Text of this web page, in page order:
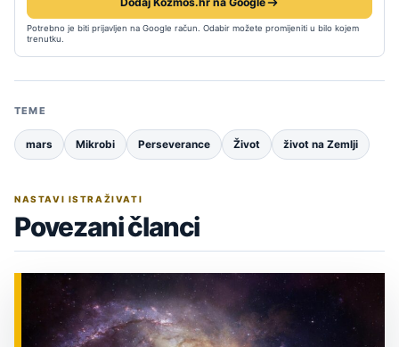
Potrebno je biti prijavljen na Google račun. Odabir možete promijeniti u bilo kojem
trenutku.
TEME
mars Mikrobi Perseverance Život život na Zemlji
NASTAVI ISTRAŽIVATI
Povezani članci